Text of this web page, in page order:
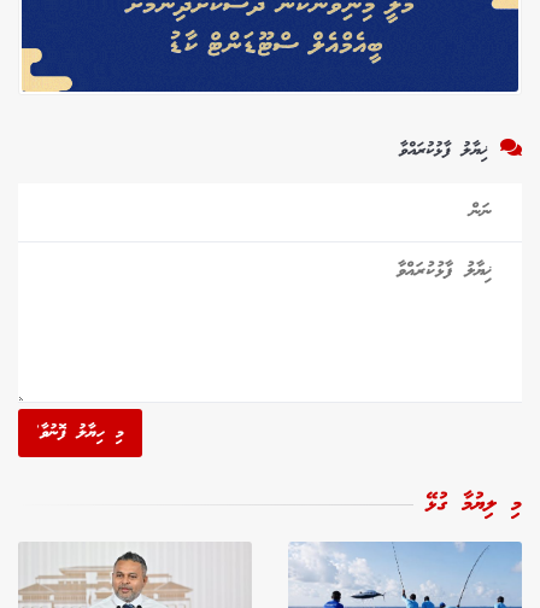
ޚިޔާލު ފާޅުކުރައްވާ
މި ހިޔާލު ފޮނުވާ'
މި ލިޔުމާ ގުޅޭ